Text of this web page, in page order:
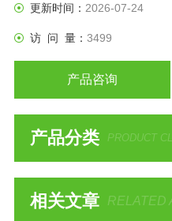
更新时间： 2026-07-24
访 问 量： 3499
产品咨询
产品分类 PRODUCT
相关文章 RELATED